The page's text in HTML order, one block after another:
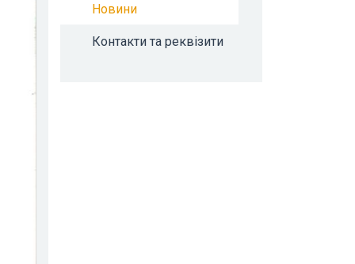
Новини
Контакти та реквізити